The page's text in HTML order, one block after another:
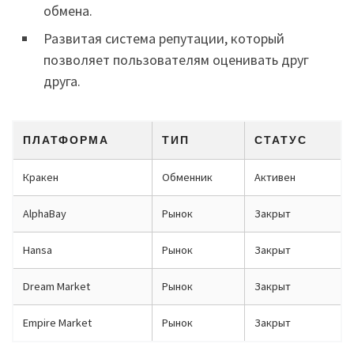
обмена.
Развитая система репутации, который
позволяет пользователям оценивать друг
друга.
ПЛАТФОРМА ТИП СТАТУС
Кракен Обменник Активен
AlphaBay Рынок Закрыт
Hansa Рынок Закрыт
Dream Market Рынок Закрыт
Empire Market Рынок Закрыт